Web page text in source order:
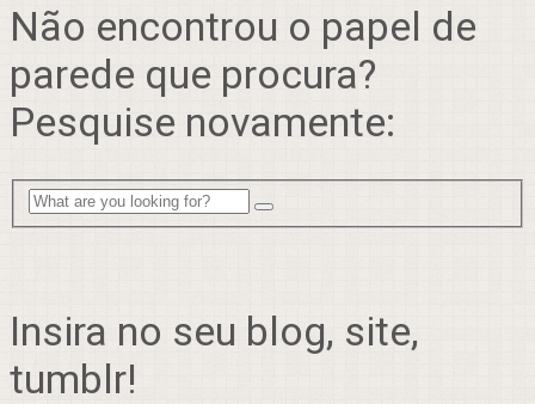
Não encontrou o papel de
parede que procura?
Pesquise novamente:
Insira no seu blog, site,
tumblr!